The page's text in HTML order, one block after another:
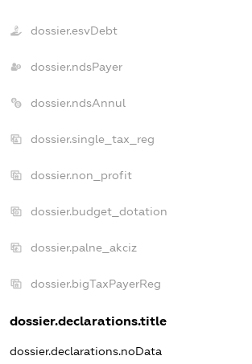
dossier.esvDebt
dossier.ndsPayer
dossier.ndsAnnul
dossier.single_tax_reg
dossier.non_profit
dossier.budget_dotation
dossier.palne_akciz
dossier.bigTaxPayerReg
dossier.declarations.title
dossier.declarations.noData